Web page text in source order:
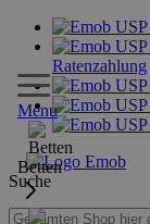
Ratenzahlung
Suche
Menu
Betten